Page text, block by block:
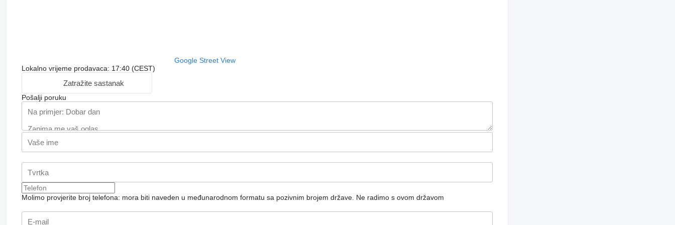
Google Street View
Lokalno vrijeme prodavaca: 17:40 (CEST)
Zatražite sastanak
Pošalji poruku
Molimo provjerite broj telefona: mora biti naveden u međunarodnom formatu sa pozivnim brojem države. Ne radimo s ovom državom